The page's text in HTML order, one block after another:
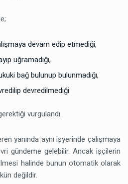
devam edip etmediği,
uğramadığı,
bağ bulunup bulunmadığı,
devredilmediği
vurgulandı.
yanında aynı işyerinde çalışmaya
gündeme gelebilir. Ancak işçilerin
halinde bunun otomatik olarak
değildir.